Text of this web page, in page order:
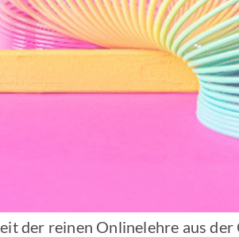
der reinen Onlinelehre aus